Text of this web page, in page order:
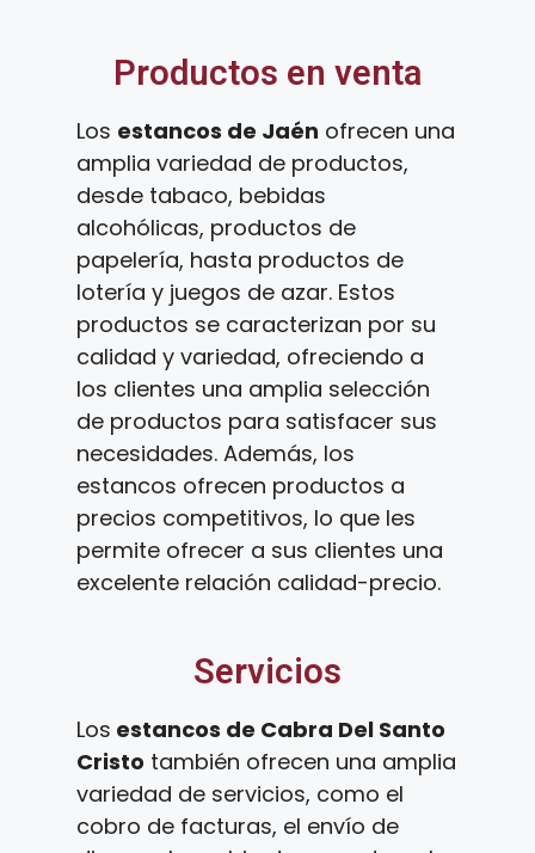
Productos en venta
Los estancos de Jaén ofrecen una
amplia variedad de productos,
desde tabaco, bebidas
alcohólicas, productos de
papelería, hasta productos de
lotería y juegos de azar. Estos
productos se caracterizan por su
calidad y variedad, ofreciendo a
los clientes una amplia selección
de productos para satisfacer sus
necesidades. Además, los
estancos ofrecen productos a
precios competitivos, lo que les
permite ofrecer a sus clientes una
excelente relación calidad-precio.
Servicios
Los estancos de Cabra Del Santo
Cristo también ofrecen una amplia
variedad de servicios, como el
cobro de facturas, el envío de